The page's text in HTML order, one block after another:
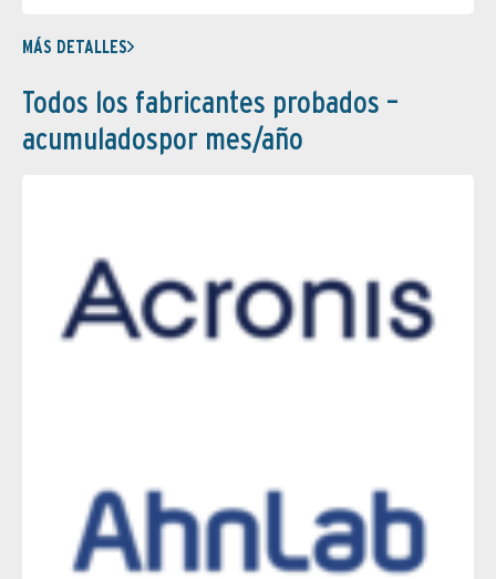
MÁS DETALLES
Todos los fabricantes probados –
acumuladospor mes/año